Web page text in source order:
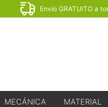
Envío GRATUITO a
MECÁNICA MATERIAL